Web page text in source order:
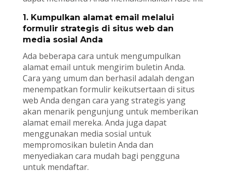
1. Kumpulkan alamat email melalui
formulir strategis di situs web dan
media sosial Anda
Ada beberapa cara untuk mengumpulkan
alamat email untuk mengirim buletin Anda.
Cara yang umum dan berhasil adalah dengan
menempatkan formulir keikutsertaan di situs
web Anda dengan cara yang strategis yang
akan menarik pengunjung untuk memberikan
alamat email mereka. Anda juga dapat
menggunakan media sosial untuk
mempromosikan buletin Anda dan
menyediakan cara mudah bagi pengguna
untuk mendaftar.